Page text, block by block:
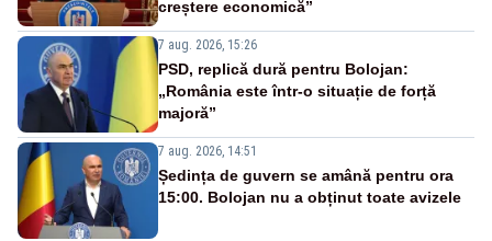
creștere economică”
7 aug. 2026, 15:26
PSD, replică dură pentru Bolojan:
„România este într-o situație de forță
majoră”
7 aug. 2026, 14:51
Ședința de guvern se amână pentru ora
15:00. Bolojan nu a obținut toate avizele